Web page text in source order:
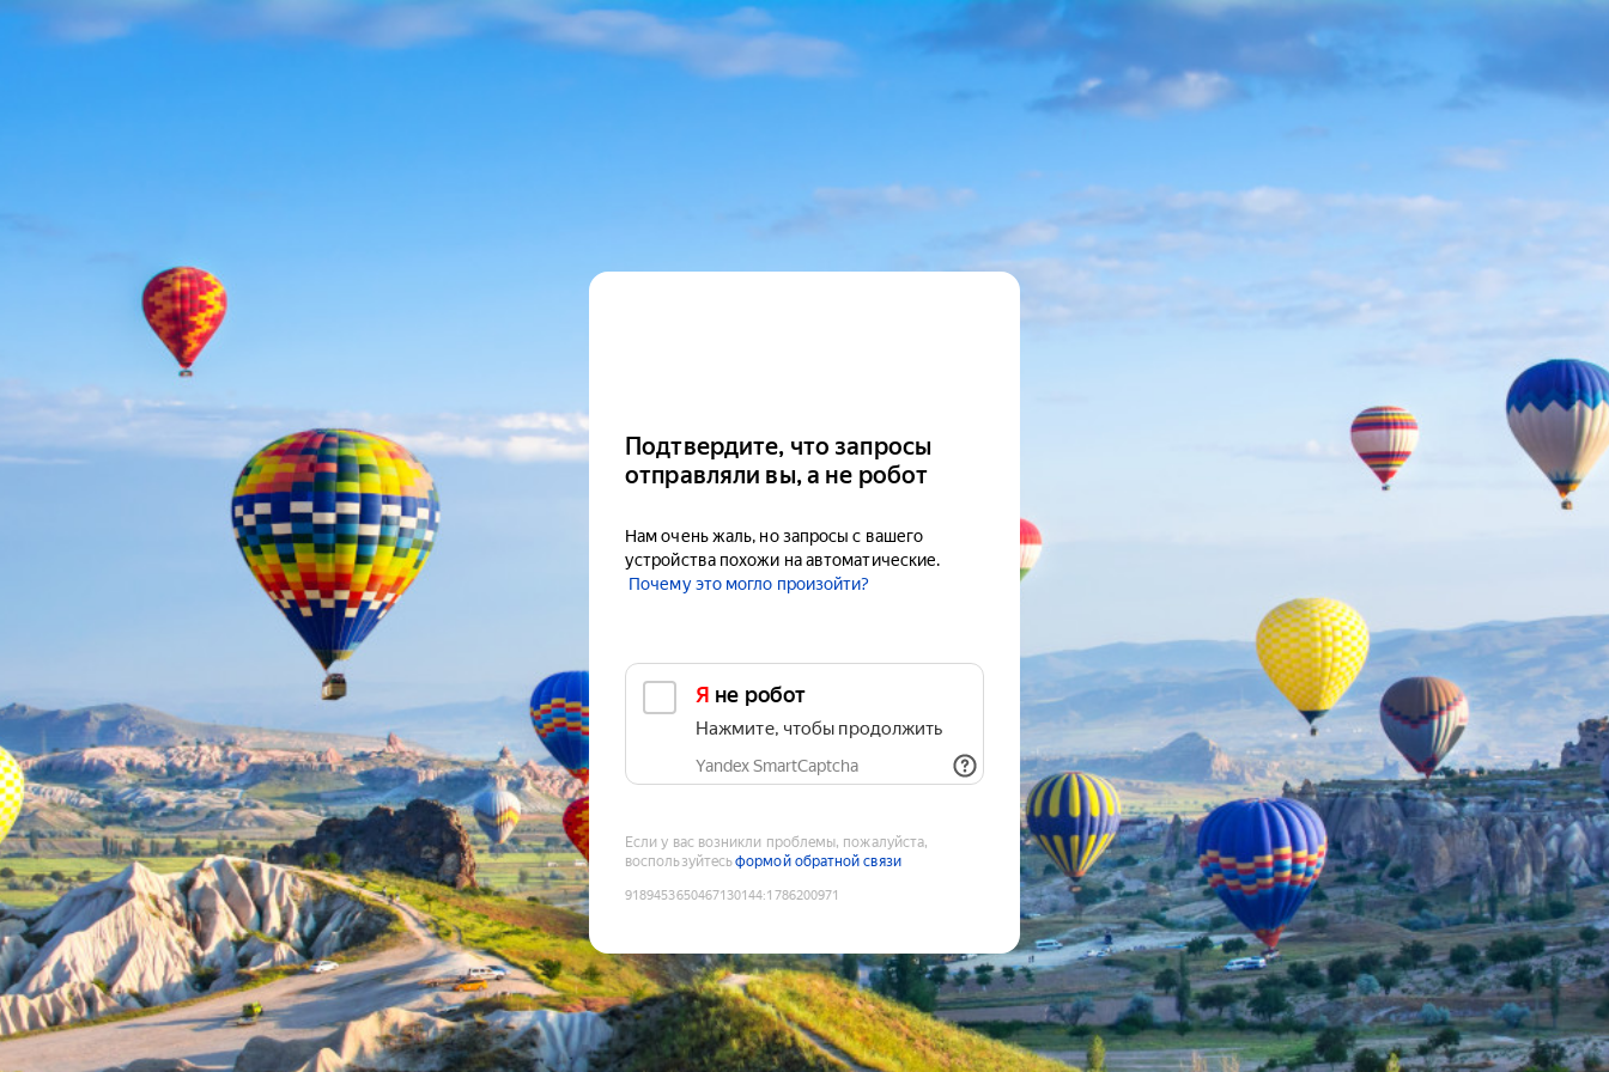
Подтвердите, что запросы
отправляли вы, а не робот
Нам очень жаль, но запросы с вашего
устройства похожи на автоматические.
Почему это могло произойти?
Я не робот
Нажмите, чтобы продолжить
Yandex SmartCaptcha
Если у вас возникли проблемы, пожалуйста,
воспользуйтесьформой обратной связи
9189453650467130144:1786200971